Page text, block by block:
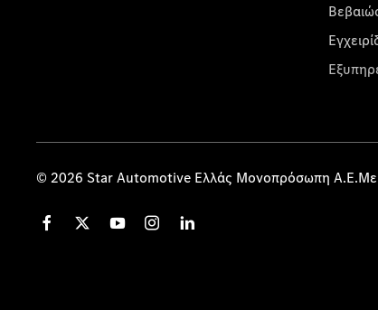
© 2026 Star Automotive Ελλάς Μονοπρόσωπη Α.Ε.Με